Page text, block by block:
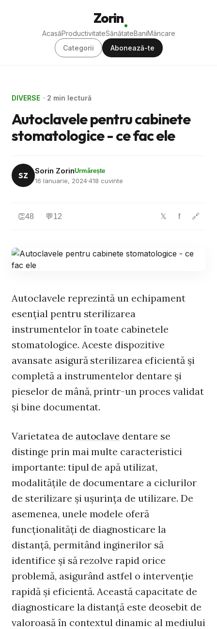
Zorin
AcasăProductivitateSănătateBaniMâncare
Categorii
Abonează-te
DIVERSE · 2 min lectură
Autoclavele pentru cabinete
stomatologice - ce fac ele
SZ Sorin ZorinUrmărește
16 Ianuarie, 2024·418 cuvinte
👏48 💬12 𝕏 f 🔗
Autoclavele reprezintă un echipament
esențial pentru sterilizarea
instrumentelor în toate cabinetele
stomatologice. Aceste dispozitive
avansate asigură sterilizarea eficientă și
completă a instrumentelor dentare și
pieselor de mână, printr-un proces validat
și bine documentat.
Varietatea de autoclave dentare se
distinge prin mai multe caracteristici
importante: tipul de apă utilizat,
modalitățile de documentare a ciclurilor
de sterilizare și ușurința de utilizare. De
asemenea, unele modele oferă
funcționalități de diagnosticare la
distanță, permitând inginerilor să
identifice și să rezolve rapid orice
problemă, asigurând astfel o intervenție
rapidă și eficientă. Această capacitate de
diagnosticare la distanță este deosebit de
valoroasă în contextul dinamic al mediului